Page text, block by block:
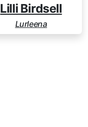
Lilli Birdsell
Lurleena